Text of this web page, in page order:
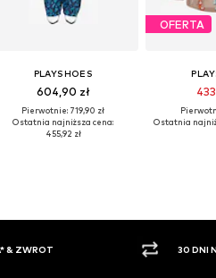
PLAYSHOES
604,90 zł
Pierwotnie: 719,90 zł
Ostatnia najniższa cena:
455,92 zł
OFERTA
Ostatnia
ZWROT 30 DNI NA